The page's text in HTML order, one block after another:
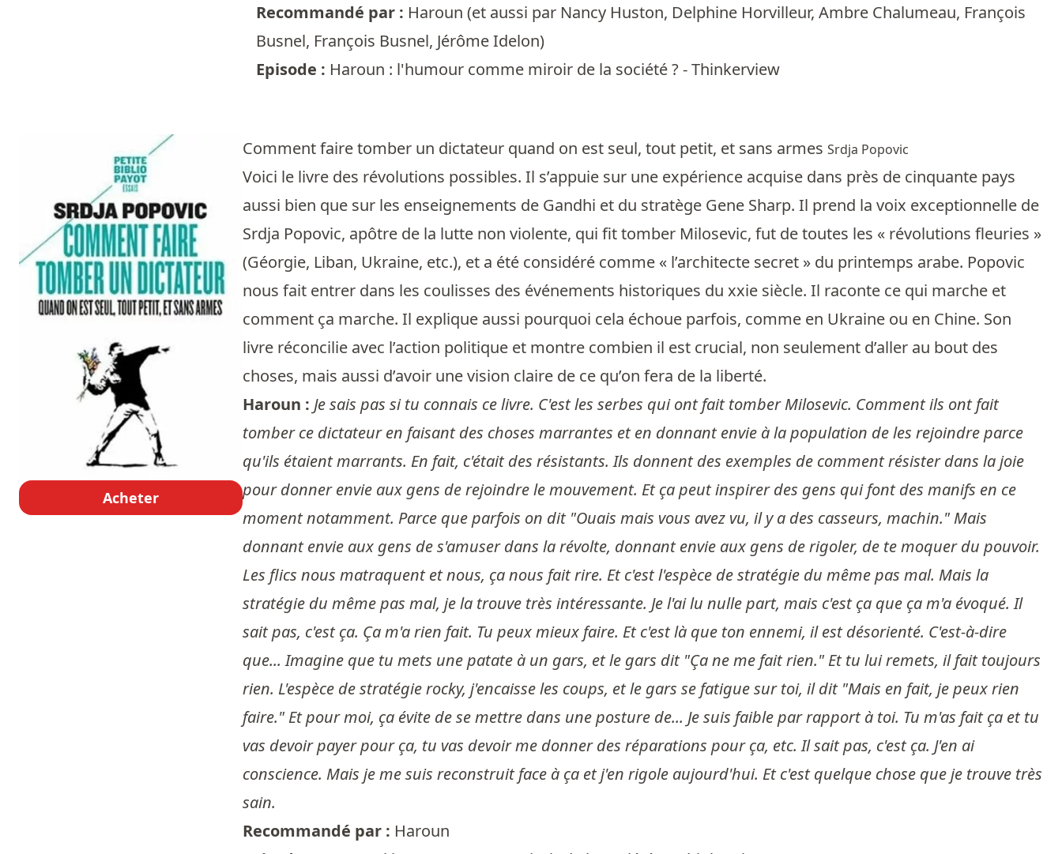
Recommandé par : Haroun (et aussi par Nancy Huston, Delphine Horvilleur, Ambre Chalumeau, François
Busnel, François Busnel, Jérôme Idelon)
Episode : Haroun : l'humour comme miroir de la société ? - Thinkerview
Acheter
Comment faire tomber un dictateur quand on est seul, tout petit, et sans armesSrdja Popovic
Voici le livre des révolutions possibles. Il s’appuie sur une expérience acquise dans près de cinquante pays
aussi bien que sur les enseignements de Gandhi et du stratège Gene Sharp. Il prend la voix exceptionnelle de
Srdja Popovic, apôtre de la lutte non violente, qui fit tomber Milosevic, fut de toutes les « révolutions fleuries »
(Géorgie, Liban, Ukraine, etc.), et a été considéré comme « l’architecte secret » du printemps arabe. Popovic
nous fait entrer dans les coulisses des événements historiques du xxie siècle. Il raconte ce qui marche et
comment ça marche. Il explique aussi pourquoi cela échoue parfois, comme en Ukraine ou en Chine. Son
livre réconcilie avec l’action politique et montre combien il est crucial, non seulement d’aller au bout des
choses, mais aussi d’avoir une vision claire de ce qu’on fera de la liberté.
Haroun : Je sais pas si tu connais ce livre. C'est les serbes qui ont fait tomber Milosevic. Comment ils ont fait
tomber ce dictateur en faisant des choses marrantes et en donnant envie à la population de les rejoindre parce
qu'ils étaient marrants. En fait, c'était des résistants. Ils donnent des exemples de comment résister dans la joie
pour donner envie aux gens de rejoindre le mouvement. Et ça peut inspirer des gens qui font des manifs en ce
moment notamment. Parce que parfois on dit "Ouais mais vous avez vu, il y a des casseurs, machin." Mais
donnant envie aux gens de s'amuser dans la révolte, donnant envie aux gens de rigoler, de te moquer du pouvoir.
Les flics nous matraquent et nous, ça nous fait rire. Et c'est l'espèce de stratégie du même pas mal. Mais la
stratégie du même pas mal, je la trouve très intéressante. Je l'ai lu nulle part, mais c'est ça que ça m'a évoqué. Il
sait pas, c'est ça. Ça m'a rien fait. Tu peux mieux faire. Et c'est là que ton ennemi, il est désorienté. C'est-à-dire
que... Imagine que tu mets une patate à un gars, et le gars dit "Ça ne me fait rien." Et tu lui remets, il fait toujours
rien. L'espèce de stratégie rocky, j'encaisse les coups, et le gars se fatigue sur toi, il dit "Mais en fait, je peux rien
faire." Et pour moi, ça évite de se mettre dans une posture de... Je suis faible par rapport à toi. Tu m'as fait ça et tu
vas devoir payer pour ça, tu vas devoir me donner des réparations pour ça, etc. Il sait pas, c'est ça. J'en ai
conscience. Mais je me suis reconstruit face à ça et j'en rigole aujourd'hui. Et c'est quelque chose que je trouve très
sain.
Recommandé par : Haroun